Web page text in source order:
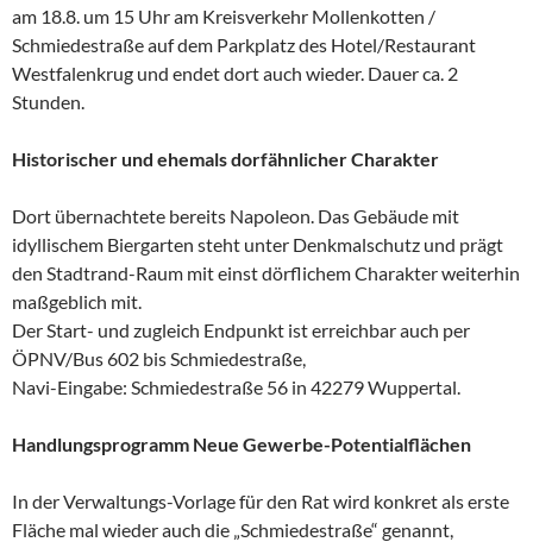
am 18.8. um 15 Uhr am Kreisverkehr Mollenkotten /
Schmiedestraße auf dem Parkplatz des Hotel/Restaurant
Westfalenkrug und endet dort auch wieder. Dauer ca. 2
Stunden.
Historischer und ehemals dorfähnlicher Charakter
Dort übernachtete bereits Napoleon. Das Gebäude mit
idyllischem Biergarten steht unter Denkmalschutz und prägt
den Stadtrand-Raum mit einst dörflichem Charakter weiterhin
maßgeblich mit.
Der Start- und zugleich Endpunkt ist erreichbar auch per
ÖPNV/Bus 602 bis Schmiedestraße,
Navi-Eingabe: Schmiedestraße 56 in 42279 Wuppertal.
Handlungsprogramm Neue Gewerbe-Potentialflächen
In der Verwaltungs-Vorlage für den Rat wird konkret als erste
Fläche mal wieder auch die „Schmiedestraße“ genannt,